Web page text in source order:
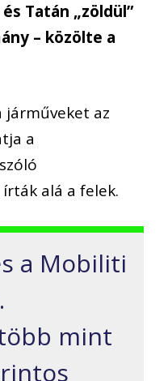
Tatán „zöldül”
– közölte a
járműveket az
a
alá a felek.
a Mobiliti
mint